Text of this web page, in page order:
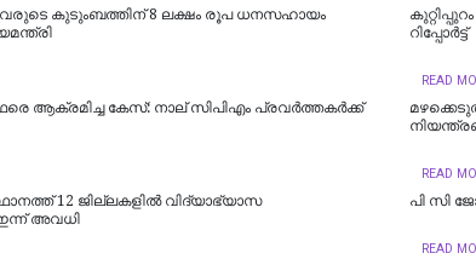
കുടുംബത്തിന് 8 ലക്ഷം രൂപ ധനസഹായം
റിപ്പോര്‍ട്ട്
READ
ആക്രമിച്ച കേസ്: നാല് സിപിഎം പ്രവർത്തകർക്ക്
READ
12 ജില്ലകളില്‍ വിദ്യാഭ്യാസ
അവധി
പി സി
READ